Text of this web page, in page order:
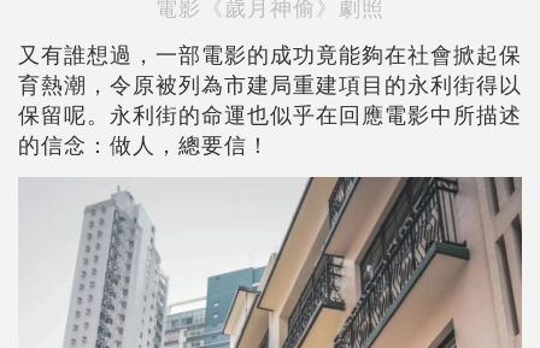
電影《歲月神偷》劇照
又有誰想過，一部電影的成功竟能夠在社會掀起保
育熱潮，令原被列為市建局重建項目的永利街得以
保留呢。永利街的命運也似乎在回應電影中所描述
的信念：做人，總要信！